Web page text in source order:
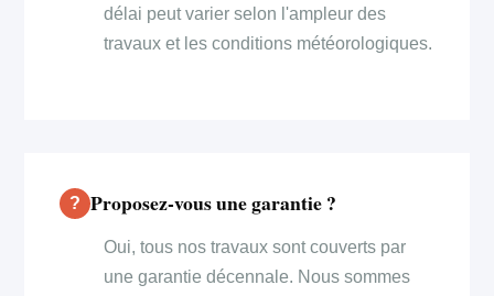
délai peut varier selon l'ampleur des
travaux et les conditions météorologiques.
Proposez-vous une garantie ?
Oui, tous nos travaux sont couverts par
une garantie décennale. Nous sommes